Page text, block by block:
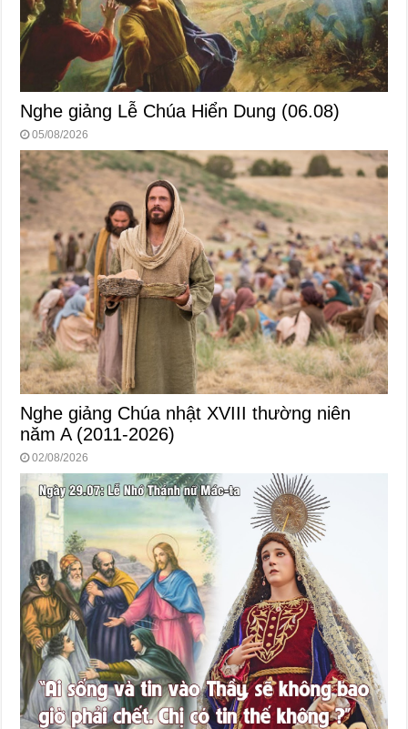
Nghe giảng Lễ Chúa Hiển Dung (06.08)
05/08/2026
Nghe giảng Chúa nhật XVIII thường niên
năm A (2011-2026)
02/08/2026